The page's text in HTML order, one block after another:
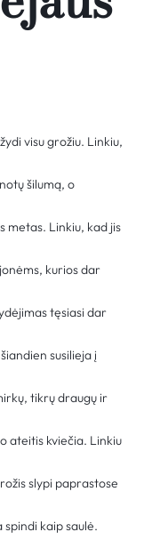
visu grožiu. Linkiu,
šilumą, o
metas. Linkiu, kad jis
kurios dar
tęsiasi dar
susilieja į
tikrų draugų ir
ateitis kviečia. Linkiu
slypi paprastose
spindi kaip saulė.